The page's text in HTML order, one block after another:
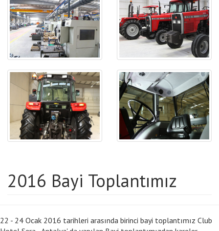
2016 Bayi Toplantımız
22 - 24 Ocak 2016 tarihleri arasında birinci bayi toplantımız Club